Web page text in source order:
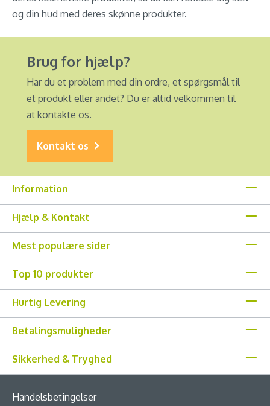
og din hud med deres skønne produkter.
Brug for hjælp?
Har du et problem med din ordre, et spørgsmål til
et produkt eller andet? Du er altid velkommen til
at kontakte os.
Kontakt os
Information
Hjælp & Kontakt
Mest populære sider
Top 10 produkter
Hurtig Levering
Betalingsmuligheder
Sikkerhed & Tryghed
Handelsbetingelser